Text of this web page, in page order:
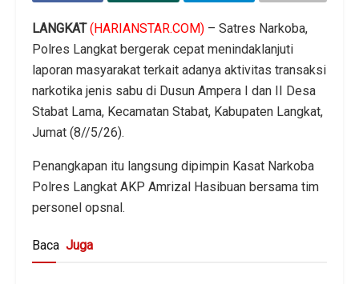
LANGKAT(HARIANSTAR.COM) – Satres Narkoba,
Polres Langkat bergerak cepat menindaklanjuti
laporan masyarakat terkait adanya aktivitas transaksi
narkotika jenis sabu di Dusun Ampera I dan II Desa
Stabat Lama, Kecamatan Stabat, Kabupaten Langkat,
Jumat (8//5/26).
Penangkapan itu langsung dipimpin Kasat Narkoba
Polres Langkat AKP Amrizal Hasibuan bersama tim
personel opsnal.
Baca Juga